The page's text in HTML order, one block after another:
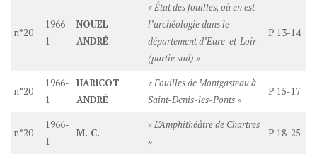
n°20
1966-
1
NOUEL
ANDRÉ
« État des fouilles, où en est
l’archéologie dans le
département d’Eure-et-Loir
(partie sud) »
P 13-14
n°20
1966-
1
HARICOT
ANDRÉ
« Fouilles de Montgasteau à
Saint-Denis-les-Ponts »
P 15-17
n°20
1966-
1
M. C.
« L’Amphithéâtre de Chartres
»
P 18-25